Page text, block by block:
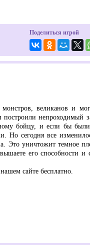
Поделиться игрой
великанов и
непроходимый
бойцу, и если бы
Но сегодня все
Это уничтожит темное
его способности и
сайте бесплатно.